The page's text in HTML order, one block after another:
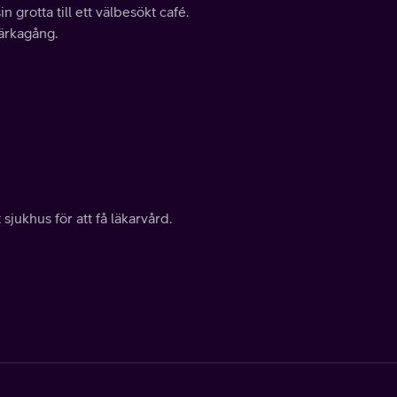
grotta till ett välbesökt café.
för att få läkarvård.